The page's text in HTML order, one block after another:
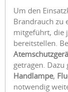
Um den
Brandrauch zu
mitgeführt, die
bereitstellen.
getragen.
Handlampe,
notwendig